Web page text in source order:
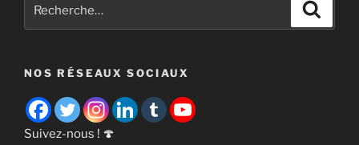
NOS RÉSEAUX SOCIAUX
Suivez-nous ! 🍄